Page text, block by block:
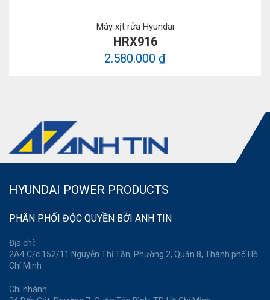
Máy xịt rửa Hyundai
HRX916
2.580.000 ₫
HYUNDAI POWER PRODUCTS
PHÂN PHỐI ĐỘC QUYỀN BỞI ANH TIN
Địa chỉ:
2A4 C/c 152/11 Nguyễn Thị Tần, Phường 2, Quận 8, Thành phố Hồ
Chí Minh
Chi nhánh: